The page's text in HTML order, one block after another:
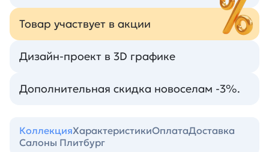
Товар участвует в акции
Дизайн-проект в 3D графике
Дополнительная скидка новоселам -3%.
КоллекцияХарактеристикиОплатаДоставка
Салоны Плитбург